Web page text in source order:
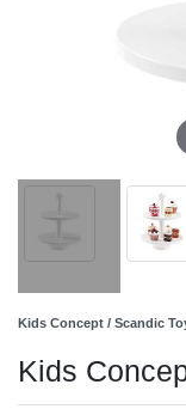
Kids Concept / Scandic
Kids